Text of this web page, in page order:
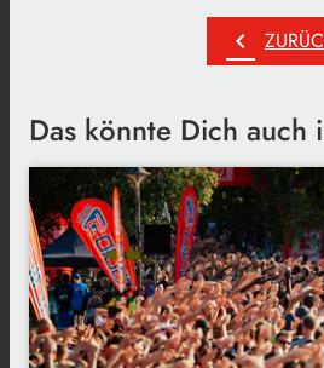
chevron_left
Das könnte Dich auch